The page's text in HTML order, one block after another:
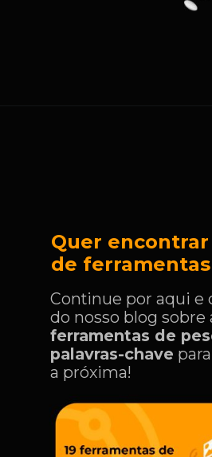
Continue por aqui e
do nosso blog sobre
ferramentas de
palavras-chave
a próxima!
Quer
de ferramentas